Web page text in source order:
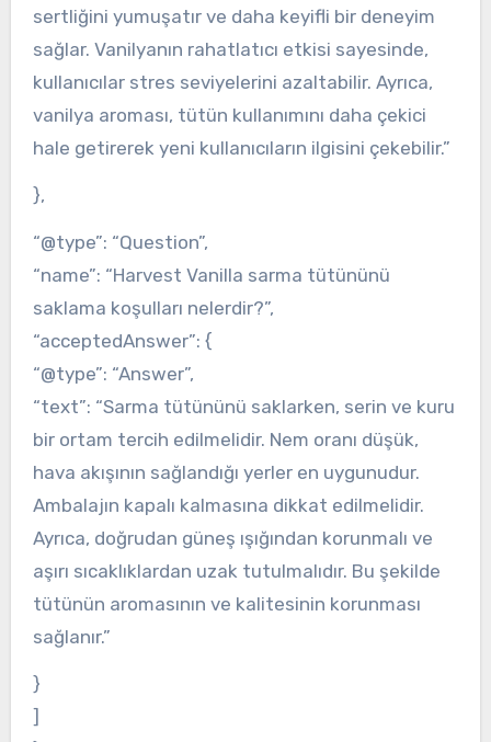
sertliğini yumuşatır ve daha keyifli bir deneyim
sağlar. Vanilyanın rahatlatıcı etkisi sayesinde,
kullanıcılar stres seviyelerini azaltabilir. Ayrıca,
vanilya aroması, tütün kullanımını daha çekici
hale getirerek yeni kullanıcıların ilgisini çekebilir.”
},
“@type”: “Question”,
“name”: “Harvest Vanilla sarma tütününü
saklama koşulları nelerdir?”,
“acceptedAnswer”: {
“@type”: “Answer”,
“text”: “Sarma tütününü saklarken, serin ve kuru
bir ortam tercih edilmelidir. Nem oranı düşük,
hava akışının sağlandığı yerler en uygunudur.
Ambalajın kapalı kalmasına dikkat edilmelidir.
Ayrıca, doğrudan güneş ışığından korunmalı ve
aşırı sıcaklıklardan uzak tutulmalıdır. Bu şekilde
tütünün aromasının ve kalitesinin korunması
sağlanır.”
}
]